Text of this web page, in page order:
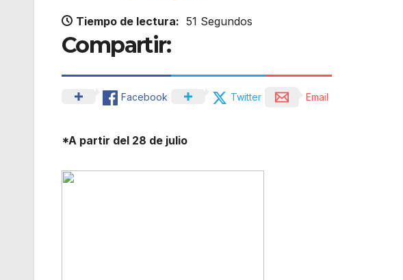
Tiempo de lectura: 51 Segundos
Compartir:
Facebook Twitter Email
*A partir del 28 de julio